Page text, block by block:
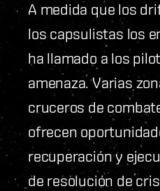
A medida que los
los capsulistas los
ha llamado a los
amenaza. Varias
cruceros de
ofrecen
recuperación y
de resolución de